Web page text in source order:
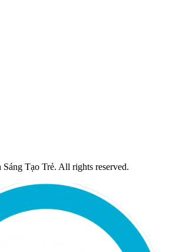
Tạo Trẻ. All rights reserved.